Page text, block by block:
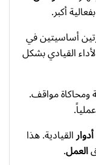
أكبر.
أساسيتين في
القيادي بشكل
ومحاكاة مواقف.
أدوارالقيادية. هذا
العمل.